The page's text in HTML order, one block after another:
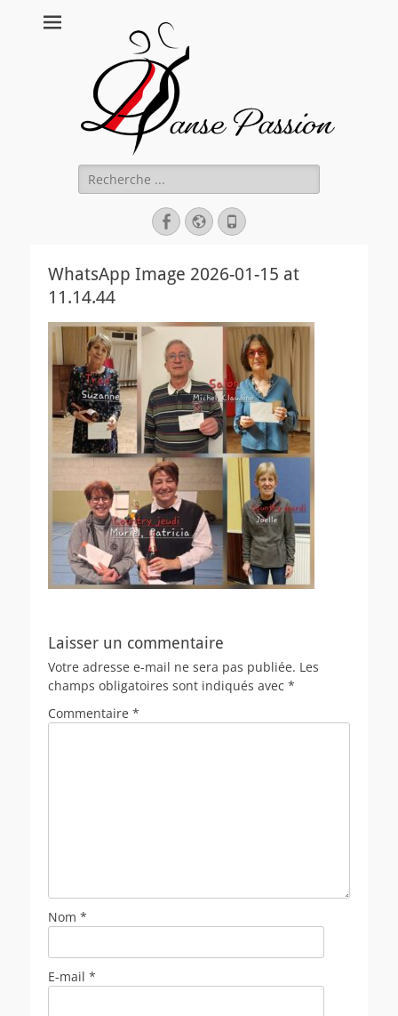
Rechercher :
Facebook
Site
web
Tél
WhatsApp Image 2026-01-15 at
11.14.44
Laisser un commentaire
Votre adresse e-mail ne sera pas publiée. Les
champs obligatoires sont indiqués avec *
Commentaire *
Nom *
E-mail *